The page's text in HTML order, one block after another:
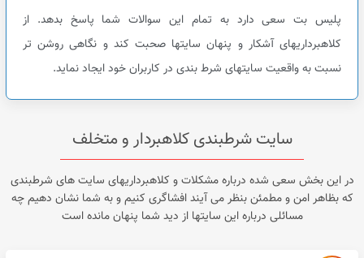
پلیس بت سعی دارد به تمام این سوالات شما پاسخ بدهد. از
کلاهبرداریهای آشکار و پنهان سایتها صحبت کند و نگاهی روشن تر
نسبت به واقعیت سایتهای شرط بندی در کاربران خود ایجاد نماید.
سایت شرطبندی کلاهبردار و متخلف
در این بخش سعی شده درباره مشکلات و کلاهبرداریهای سایت های شرطبندی
که بظاهر امن و مطمئن بنظر می آیند افشاگری کنیم و به شما نشان دهیم چه
مسائلی درباره این سایتها از دید شما پنهان مانده است